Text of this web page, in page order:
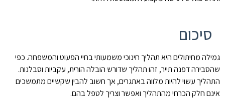
סיכום
גמילה מחיתולים היא תהליך חינוכי משמעותי בחיי הפעוט והמשפחה. כפי
שהסבירה דפנה תייר, זהו תהליך שדורש הובלה הורית, עקביות וסבלנות.
התהליך עשוי להיות מלווה באתגרים, אך חשוב להבין שקשיים מתמשכים
אינם חלק הכרחי מהתהליך ואפשר וצריך לטפל בהם.